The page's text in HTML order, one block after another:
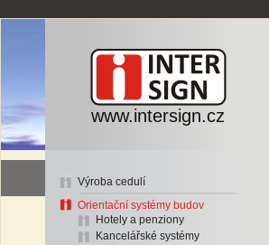
www.intersign.cz
Výroba cedulí
Orientační systémy budov
Hotely a penziony
Kancelářské systémy